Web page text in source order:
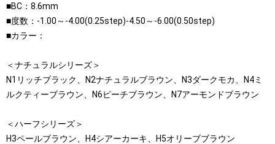
■BC：8.6mm
■度数：-1.00～-4.00(0.25step)-4.50～-6.00(0.50step)
■カラー：
＜ナチュラルシリーズ＞
N1リッチブラック、N2ナチュラルブラウン、N3ダークモカ、N4ミ
ルクティーブラウン、N6ピーチブラウン、N7アーモンドブラウン
＜ハーフシリーズ＞
H3ペールブラウン、H4シアーカーキ、H5オリーブブラウン